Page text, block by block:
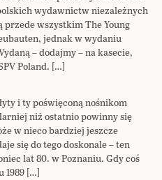
wydawnictw niezależnych
wszystkim The Young
jednak w wydaniu
– dodajmy – na kasecie,
Poland. […]
i ty poświęconą nośnikom
niż ostatnio powinny się
w nieco bardziej jeszcze
się do tego doskonale – ten
lat 80. w Poznaniu. Gdy coś
1989 […]